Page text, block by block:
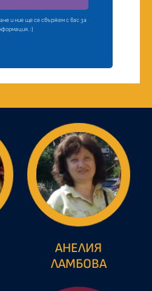
и ние ще се свържем с вас за
:)
АНЕЛИЯ
ЛАМБОВА